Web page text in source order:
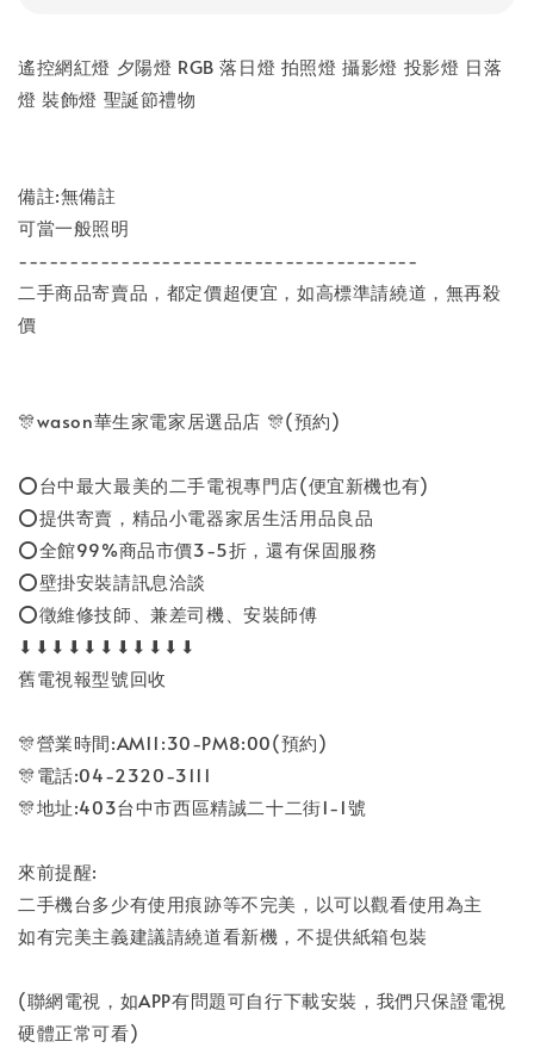
遙控網紅燈 夕陽燈 RGB 落日燈 拍照燈 攝影燈 投影燈 日落
燈 裝飾燈 聖誕節禮物
備註:無備註
可當一般照明
---------------------------------------
二手商品寄賣品，都定價超便宜，如高標準請繞道，無再殺
價
🎊wason華生家電家居選品店 🎊(預約)
⭕台中最大最美的二手電視專門店(便宜新機也有)
⭕提供寄賣，精品小電器家居生活用品良品
⭕全館99%商品市價3-5折，還有保固服務
⭕壁掛安裝請訊息洽談
⭕徵維修技師、兼差司機、安裝師傅
⬇⬇⬇⬇⬇⬇⬇⬇⬇⬇⬇
舊電視報型號回收
🎊營業時間:AM11:30-PM8:00(預約)
🎊電話:04-2320-3111
🎊地址:403台中市西區精誠二十二街1-1號
來前提醒:
二手機台多少有使用痕跡等不完美，以可以觀看使用為主
如有完美主義建議請繞道看新機，不提供紙箱包裝
(聯網電視，如APP有問題可自行下載安裝，我們只保證電視
硬體正常可看)